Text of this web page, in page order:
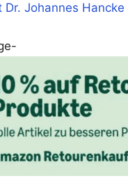
Dr. Johannes Hancke